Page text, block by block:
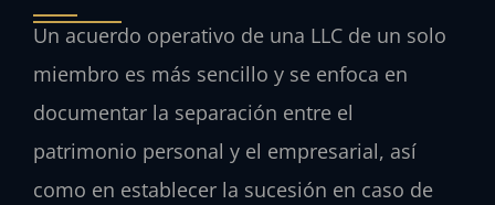
Un acuerdo operativo de una LLC de un solo
miembro es más sencillo y se enfoca en
documentar la separación entre el
patrimonio personal y el empresarial, así
como en establecer la sucesión en caso de